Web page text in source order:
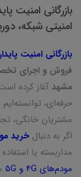
بازرگانی
امنیتی شبکه،
بازرگانی امنیت
فروش و اجرای
مشهد آغاز کرده
حرفه‌ای،
مشتریان خانگی،
اگر به دنبالخرید
مداربسته یا
مودم‌های 4G و 5G